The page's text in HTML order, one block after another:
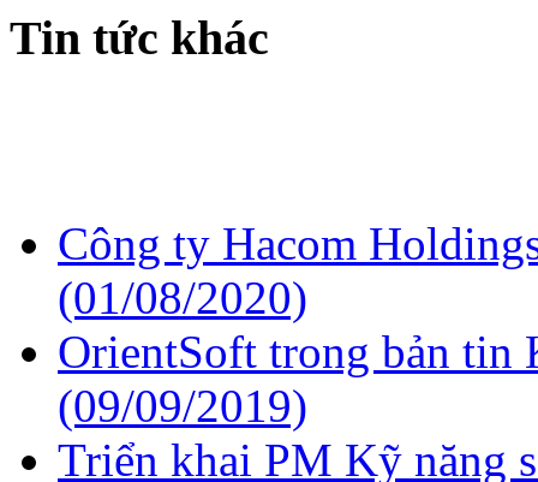
Tin tức khác
Công ty Hacom
(01/08/2020)
OrientSoft trong bản tin
(09/09/2019)
Triển khai PM Kỹ năng